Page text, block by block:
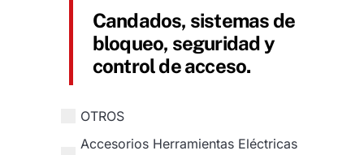
Candados, sistemas de
bloqueo, seguridad y
control de acceso.
OTROS
Accesorios Herramientas Eléctricas